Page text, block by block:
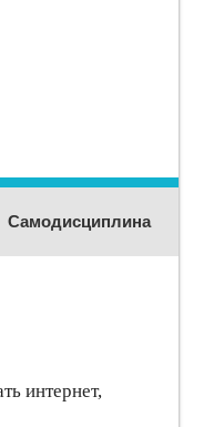
Самодисциплина
интернет,